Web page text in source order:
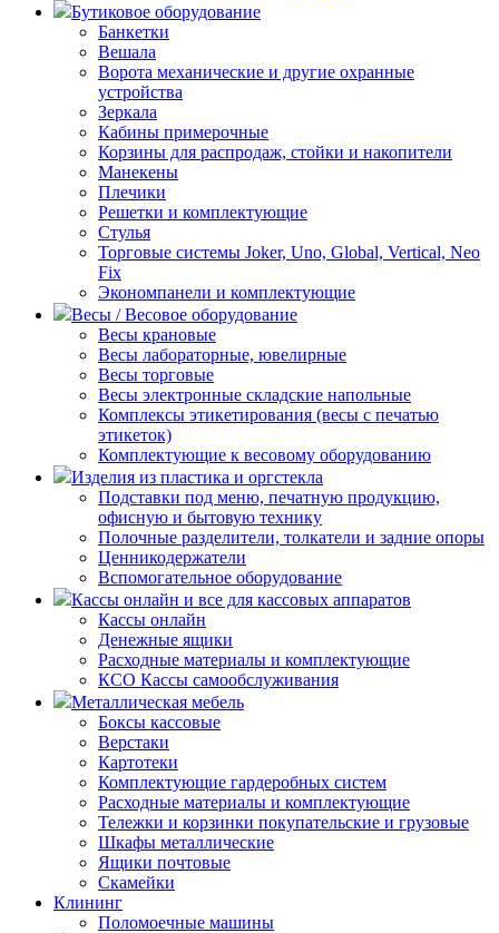
Бутиковое оборудование
Банкетки
Вешала
Ворота механические и другие охранные
устройства
Зеркала
Кабины примерочные
Корзины для распродаж, стойки и накопители
Манекены
Плечики
Решетки и комплектующие
Стулья
Торговые системы Joker, Uno, Global, Vertical, Neo
Fix
Экономпанели и комплектующие
Весы / Весовое оборудование
Весы крановые
Весы лабораторные, ювелирные
Весы торговые
Весы электронные складские напольные
Комплексы этикетирования (весы с печатью
этикеток)
Комплектующие к весовому оборудованию
Изделия из пластика и оргстекла
Подставки под меню, печатную продукцию,
офисную и бытовую технику
Полочные разделители, толкатели и задние опоры
Ценникодержатели
Вспомогательное оборудование
Кассы онлайн и все для кассовых аппаратов
Кассы онлайн
Денежные ящики
Расходные материалы и комплектующие
КСО Кассы самообслуживания
Металлическая мебель
Боксы кассовые
Верстаки
Картотеки
Комплектующие гардеробных систем
Расходные материалы и комплектующие
Тележки и корзинки покупательские и грузовые
Шкафы металлические
Ящики почтовые
Скамейки
Клининг
Поломоечные машины